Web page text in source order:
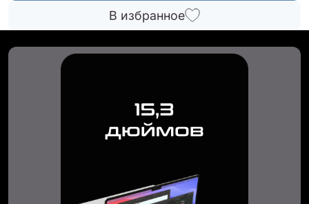
В избранное